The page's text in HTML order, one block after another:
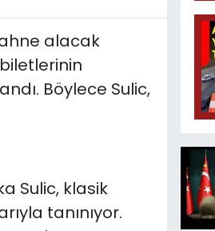
alacak
Böylece Sulic,
Sulic, klasik
tanınıyor.